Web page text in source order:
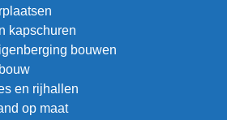
kapschuren
bouwen
en rijhallen
op maat